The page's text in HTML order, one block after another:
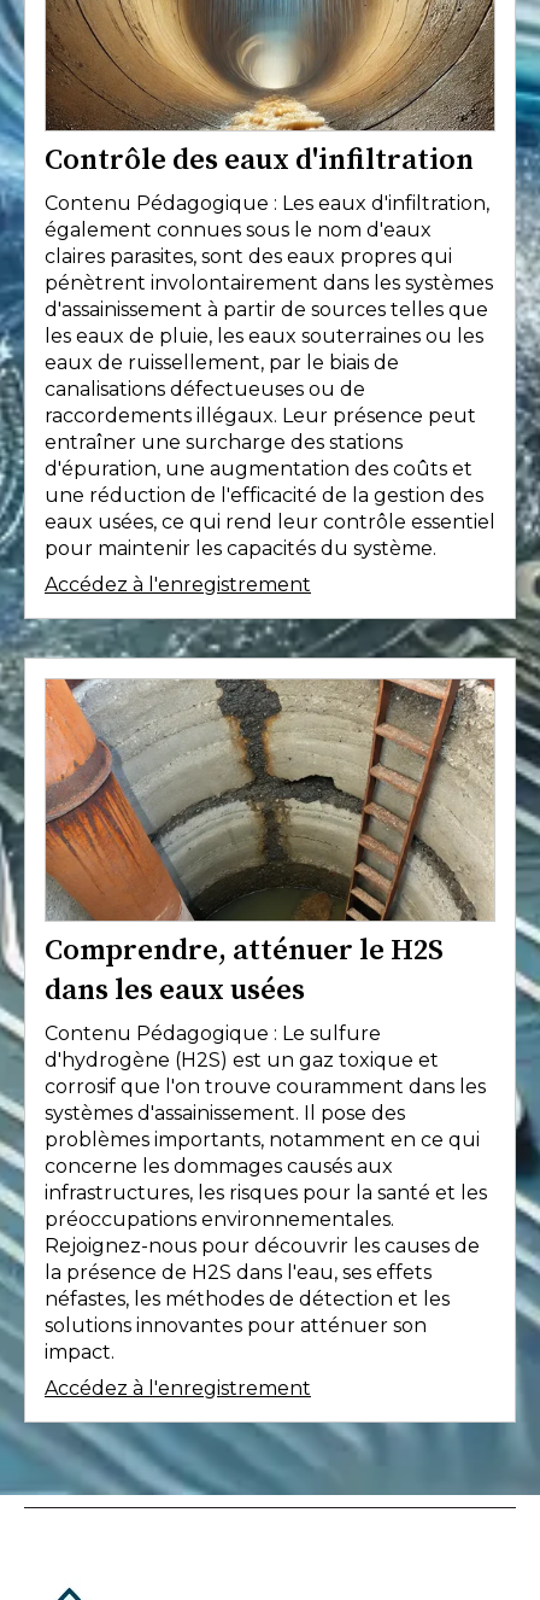
Contrôle des eaux d'infiltration
Contenu Pédagogique : Les eaux d'infiltration,
également connues sous le nom d'eaux
claires parasites, sont des eaux propres qui
pénètrent involontairement dans les systèmes
d'assainissement à partir de sources telles que
les eaux de pluie, les eaux souterraines ou les
eaux de ruissellement, par le biais de
canalisations défectueuses ou de
raccordements illégaux. Leur présence peut
entraîner une surcharge des stations
d'épuration, une augmentation des coûts et
une réduction de l'efficacité de la gestion des
eaux usées, ce qui rend leur contrôle essentiel
pour maintenir les capacités du système.
Accédez à l'enregistrement
Comprendre, atténuer le H2S
dans les eaux usées
Contenu Pédagogique : Le sulfure
d'hydrogène (H2S) est un gaz toxique et
corrosif que l'on trouve couramment dans les
systèmes d'assainissement. Il pose des
problèmes importants, notamment en ce qui
concerne les dommages causés aux
infrastructures, les risques pour la santé et les
préoccupations environnementales.
Rejoignez-nous pour découvrir les causes de
la présence de H2S dans l'eau, ses effets
néfastes, les méthodes de détection et les
solutions innovantes pour atténuer son
impact.
Accédez à l'enregistrement